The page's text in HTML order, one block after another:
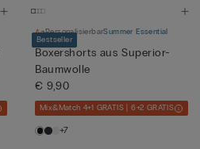
Bestseller
PersonalisierbarSummer Essential
Boxershorts aus Superior-
Baumwolle
€ 9,90
Mix&Match 4+1 GRATIS | 6+2 GRATIS
+7